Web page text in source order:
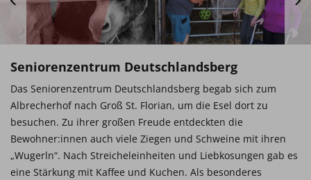
Seniorenzentrum Deutschlandsberg
Das Seniorenzentrum Deutschlandsberg begab sich zum
Albrecherhof nach Groß St. Florian, um die Esel dort zu
besuchen. Zu ihrer großen Freude entdeckten die
Bewohner:innen auch viele Ziegen und Schweine mit ihren
„Wugerln“. Nach Streicheleinheiten und Liebkosungen gab es
eine Stärkung mit Kaffee und Kuchen. Als besonderes